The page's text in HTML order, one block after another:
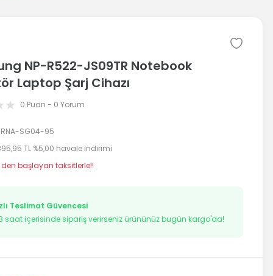
NP-R522-JS09TR Notebook
Laptop Şarj Cihazı
0 Puan - 0 Yorum
RNA-SG04-95
TL %5,00 havale indirimi
den başlayan taksitlerle!!
Teslimat Güvencesi
saat içerisinde sipariş verirseniz ürününüz bugün kargo'da!